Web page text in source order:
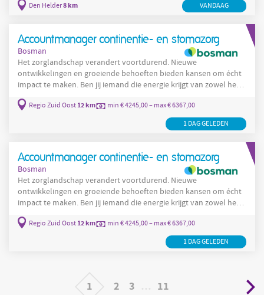
realiseren van elektrotechnische en softwarematige oplossingen
vraagstukken. Projectteams bestaan uit
Den Helder8 km VANDAAG
Accountmanager continentie- en stomazorg
Bosman
Het zorglandschap verandert voortdurend. Nieuwe
ontwikkelingen en groeiende behoeften bieden kansen om écht
impact te maken. Ben jij iemand die energie krijgt van zowel het
opbouwen van duurzame relaties als het aantrekken van nieuwe
klanten? Heb je affiniteit met zorg, bijvoorbeeld als continentie-
of stomaverpleegkundige, en beschik je over commercieel
talent? Dan zijn wij op zoek naar jou als onze nieuwe
Oost Nederland!
Regio Zuid Oost12 km min € 4245,00 – max € 6367,00
1 DAG GELEDEN
Accountmanager continentie- en stomazorg
Bosman
Het zorglandschap verandert voortdurend. Nieuwe
ontwikkelingen en groeiende behoeften bieden kansen om écht
impact te maken. Ben jij iemand die energie krijgt van zowel het
opbouwen van duurzame relaties als het aantrekken van nieuwe
klanten? Heb je affiniteit met zorg, bijvoorbeeld als continentie-
of stomaverpleegkundige, en beschik je over commercieel
talent? Dan zijn wij op zoek naar jou als onze nieuwe
Regio Zuid Oost12 km min € 4245,00 – max € 6367,00
1 DAG GELEDEN
1 2 3 11